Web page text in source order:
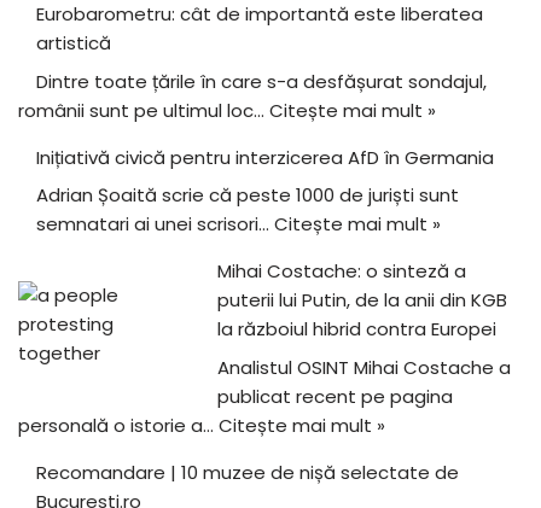
Eurobarometru: cât de importantă este liberatea
artistică
Dintre toate țările în care s-a desfășurat sondajul,
românii sunt pe ultimul loc… Citește mai mult »
Inițiativă civică pentru interzicerea AfD în Germania
Adrian Șoaită scrie că peste 1000 de juriști sunt
semnatari ai unei scrisori… Citește mai mult »
Mihai Costache: o sinteză a
puterii lui Putin, de la anii din KGB
la războiul hibrid contra Europei
Analistul OSINT Mihai Costache a
publicat recent pe pagina
personală o istorie a… Citește mai mult »
Recomandare | 10 muzee de nișă selectate de
Bucuresti.ro